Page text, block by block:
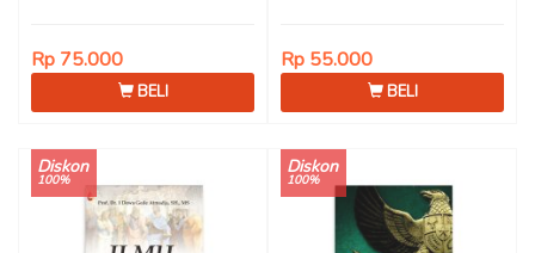
Rp 75.000
BELI
Rp 55.000
BELI
Diskon
100%
Diskon
100%